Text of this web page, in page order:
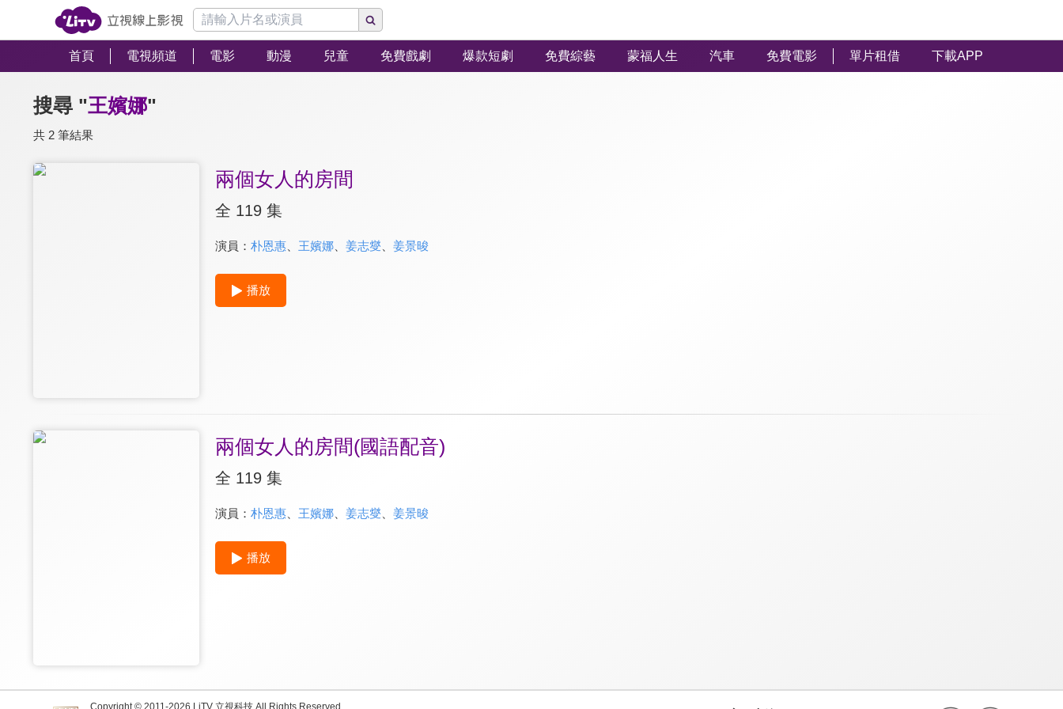
首頁 電視頻道 電影 動漫 兒童 免費戲劇 爆款短劇 免費綜藝 蒙福人生 汽車 免費電影 單片租借 下載APP
搜尋 "王嬪娜"
共 2 筆結果
兩個女人的房間
全 119 集
演員： 朴恩惠、 王嬪娜、 姜志燮 姜景晙
播放
兩個女人的房間(國語配音)
全 119 集
演員： 朴恩惠、 王嬪娜、 姜志燮 姜景晙
播放
Copyright © 2011-2026 LiTV 立視科技 All Rights Reserved.